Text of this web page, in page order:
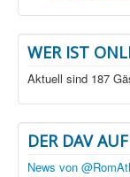
WER IST
Aktuell sind 187
DER DAV
News von